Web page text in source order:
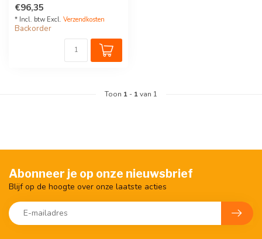
bevest...
€96,35
* Incl. btw Excl. Verzendkosten
Backorder
Toon 1 - 1van 1
Abonneer je op onze nieuwsbrief
Blijf op de hoogte over onze laatste acties